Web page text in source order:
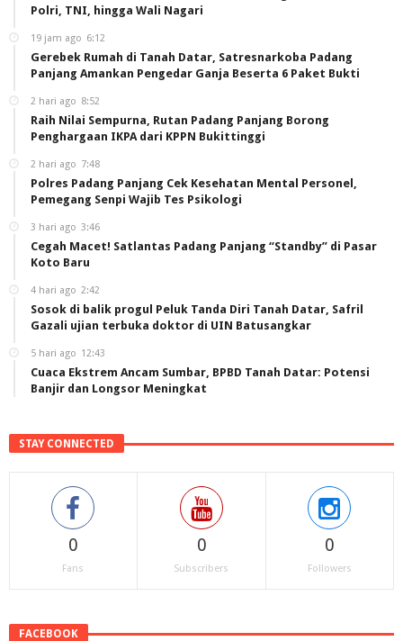
Polri, TNI, hingga Wali Nagari
19 jam ago 6:12
Gerebek Rumah di Tanah Datar, Satresnarkoba Padang
Panjang Amankan Pengedar Ganja Beserta 6 Paket Bukti
2 hari ago 8:52
Raih Nilai Sempurna, Rutan Padang Panjang Borong
Penghargaan IKPA dari KPPN Bukittinggi
2 hari ago 7:48
Polres Padang Panjang Cek Kesehatan Mental Personel,
Pemegang Senpi Wajib Tes Psikologi
3 hari ago 3:46
Cegah Macet! Satlantas Padang Panjang “Standby” di Pasar
Koto Baru
4 hari ago 2:42
Sosok di balik progul Peluk Tanda Diri Tanah Datar, Safril
Gazali ujian terbuka doktor di UIN Batusangkar
5 hari ago 12:43
Cuaca Ekstrem Ancam Sumbar, BPBD Tanah Datar: Potensi
Banjir dan Longsor Meningkat
STAY CONNECTED
0
Fans
0
Subscribers
0
Followers
FACEBOOK